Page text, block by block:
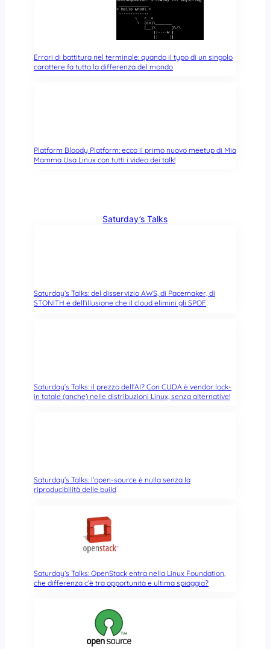
Errori di battitura nel terminale: quando il typo di un singolo
carattere fa tutta la differenza del mondo
Platform Bloody Platform: ecco il primo nuovo meetup di Mia
Mamma Usa Linux con tutti i video dei talk!
Saturday’s Talks
Saturday’s Talks: del disservizio AWS, di Pacemaker, di
STONITH e dell’illusione che il cloud elimini gli SPOF
Saturday’s Talks: il prezzo dell’AI? Con CUDA è vendor lock-
in totale (anche) nelle distribuzioni Linux, senza alternative!
Saturday’s Talks: l’open-source è nulla senza la
riproducibilità delle build
Saturday’s Talks: OpenStack entra nella Linux Foundation,
che differenza c’è tra opportunità e ultima spiaggia?